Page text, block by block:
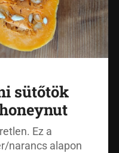
sütőtök
Ez a
narancs alapon